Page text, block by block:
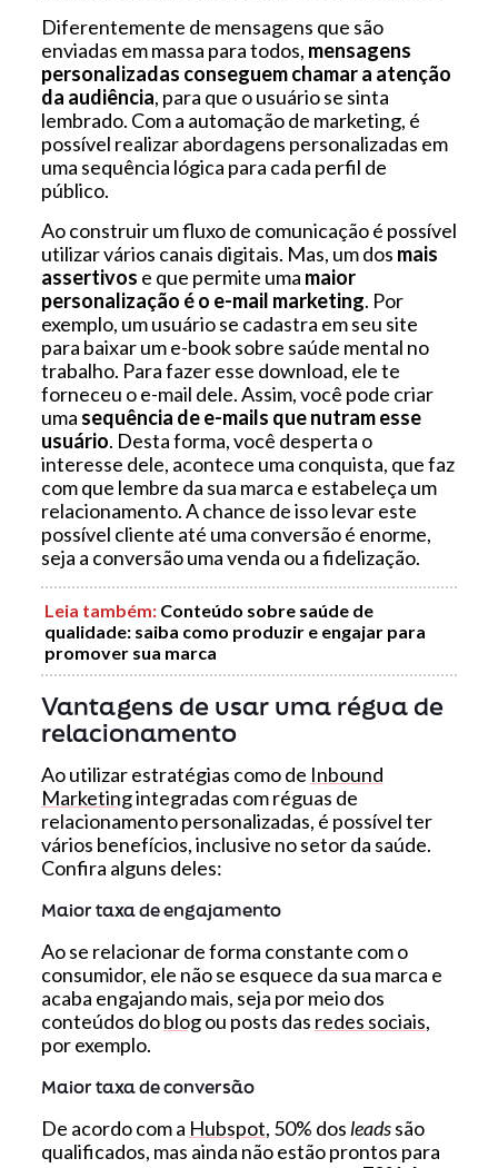
Diferentemente de mensagens que são
enviadas em massa para todos, mensagens
personalizadas conseguem chamar a atenção
da audiência, para que o usuário se sinta
lembrado. Com a automação de marketing, é
possível realizar abordagens personalizadas em
uma sequência lógica para cada perfil de
público.
Ao construir um fluxo de comunicação é possível
utilizar vários canais digitais. Mas, um dos mais
assertivos e que permite uma maior
personalização é o e-mail marketing. Por
exemplo, um usuário se cadastra em seu site
para baixar um e-book sobre saúde mental no
trabalho. Para fazer esse download, ele te
forneceu o e-mail dele. Assim, você pode criar
uma sequência de e-mails que nutram esse
usuário. Desta forma, você desperta o
interesse dele, acontece uma conquista, que faz
com que lembre da sua marca e estabeleça um
relacionamento. A chance de isso levar este
possível cliente até uma conversão é enorme,
seja a conversão uma venda ou a fidelização.
Leia também: Conteúdo sobre saúde de
qualidade: saiba como produzir e engajar para
promover sua marca
Vantagens de usar uma régua de
relacionamento
Ao utilizar estratégias como de Inbound
Marketingintegradas com réguas de
relacionamento personalizadas, é possível ter
vários benefícios, inclusive no setor da saúde.
Confira alguns deles:
Maior taxa de engajamento
Ao se relacionar de forma constante com o
consumidor, ele não se esquece da sua marca e
acaba engajando mais, seja por meio dos
conteúdos doblogou posts das redes sociais,
por exemplo.
Maior taxa de conversão
De acordo com a Hubspot, 50% dos leadssão
qualificados, mas ainda não estão prontos para